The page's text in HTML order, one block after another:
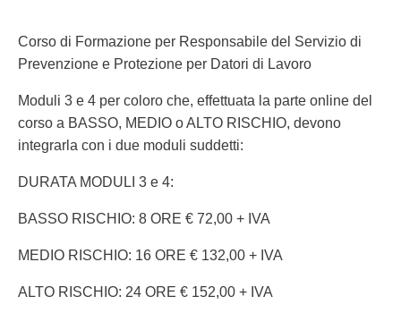
Corso di Formazione per Responsabile del Servizio di
Prevenzione e Protezione per Datori di Lavoro
Moduli 3 e 4 per coloro che, effettuata la parte online del
corso a BASSO, MEDIO o ALTO RISCHIO, devono
integrarla con i due moduli suddetti:
DURATA MODULI 3 e 4:
BASSO RISCHIO: 8 ORE € 72,00 + IVA
MEDIO RISCHIO: 16 ORE € 132,00 + IVA
ALTO RISCHIO: 24 ORE € 152,00 + IVA